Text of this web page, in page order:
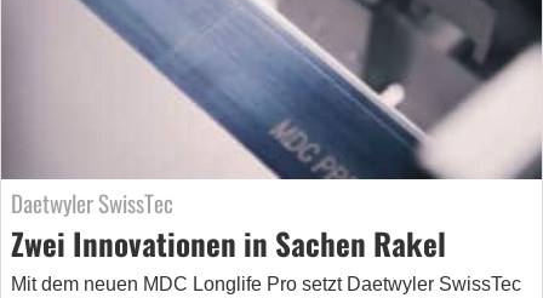
Daetwyler SwissTec
Zwei Innovationen in Sachen Rakel
Mit dem neuen MDC Longlife Pro setzt Daetwyler SwissTec